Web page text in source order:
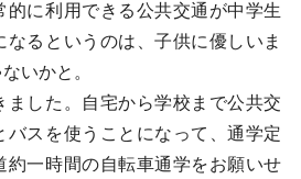
的に利用できる公共交通が中学生
なるというのは、子供に優しいま
いかと。
した。自宅から学校まで公共交
バスを使うことになって、通学定
約一時間の自転車通学をお願いせ